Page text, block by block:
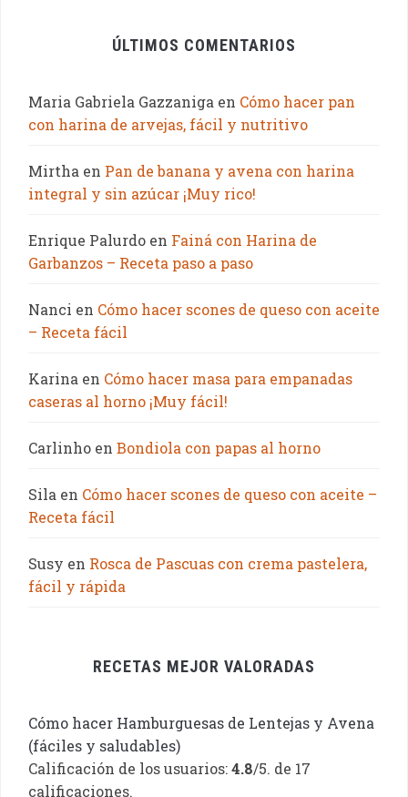
ÚLTIMOS COMENTARIOS
Maria Gabriela Gazzaniga en Cómo hacer pan
con harina de arvejas, fácil y nutritivo
Mirtha en Pan de banana y avena con harina
integral y sin azúcar ¡Muy rico!
Enrique Palurdo en Fainá con Harina de
Garbanzos – Receta paso a paso
Nanci en Cómo hacer scones de queso con aceite
– Receta fácil
Karina en Cómo hacer masa para empanadas
caseras al horno ¡Muy fácil!
Carlinho en Bondiola con papas al horno
Sila en Cómo hacer scones de queso con aceite –
Receta fácil
Susy en Rosca de Pascuas con crema pastelera,
fácil y rápida
RECETAS MEJOR VALORADAS
Cómo hacer Hamburguesas de Lentejas y Avena
(fáciles y saludables)
Calificación de los usuarios:4.8/5. de 17
calificaciones.